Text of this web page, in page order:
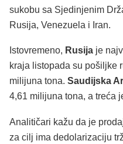
sukobu sa Sjedinjenim
Rusija, Venezuela i Iran.
Istovremeno, Rusija je
kraja listopada su pošiljke
milijuna tona. Saudijska
4,61 milijuna tona, a treća
Analitičari kažu da je
za cilj ima dedolarizaciju